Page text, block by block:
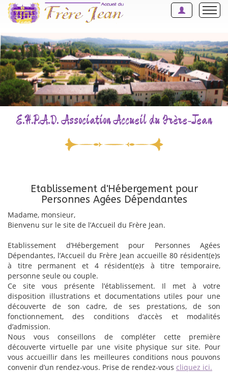
ACCUEIL
PRÉSENTATION
VIE DE L'ÉTABLISSEMENT
L'ANIMATION
CONTACT
E.H.P.A.D. Association Accueil du Frère-Jean
Etablissement d'Hébergement pour
Personnes Agées Dépendantes
Madame, monsieur,
Bienvenu sur le site de l’Accueil du Frère Jean.
Etablissement d’Hébergement pour Personnes Agées
Dépendantes, l’Accueil du Frère Jean accueille 80 résident(e)s
à titre permanent et 4 résident(e)s à titre temporaire,
personne seule ou couple.
Ce site vous présente l’établissement. Il met à votre
disposition illustrations et documentations utiles pour une
découverte de son cadre, de ses prestations, de son
fonctionnement, des conditions d’accès et modalités
d’admission.
Nous vous conseillons de compléter cette première
découverte virtuelle par une visite physique sur site. Pour
vous accueillir dans les meilleures conditions nous pouvons
convenir d’un rendez-vous. Prise de rendez-vous cliquez ici.